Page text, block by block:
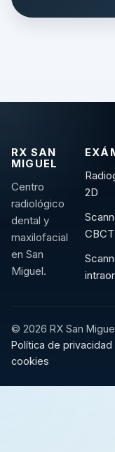
RX SAN
MIGUEL
Centro
radiológico
dental y
maxilofacial
en San
Miguel.
2D
CBCT
© 2026 RX San
Política de privacidad
cookies